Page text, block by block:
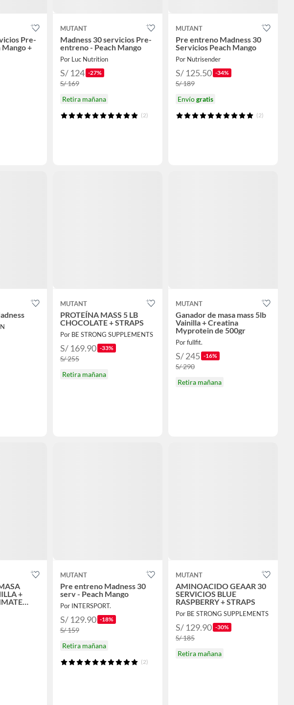
Pre-
+
MUTANT
Madness 30 servicios Pre-
entreno - Peach Mango
Por Luc Nutrition
S/ 124 -27%
S/ 169
Retira mañana
(2)
MUTANT
Pre entreno Madness 30
Servicios Peach Mango
Por Nutrisender
S/ 125.50 -34%
S/ 189
Envíogratis
(2)
MUTANT
PROTEÍNA MASS 5 LB
CHOCOLATE + STRAPS
Por BE STRONG SUPPLEMENTS
S/ 169.90 -33%
S/ 255
Retira mañana
MUTANT
Ganador de masa mass 5lb
Vainilla + Creatina
Myprotein de 500gr
Por fullfit.
S/ 245 -16%
S/ 290
Retira mañana
+
MUTANT
Pre entreno Madness 30
serv - Peach Mango
Por INTERSPORT.
S/ 129.90 -18%
S/ 159
Retira mañana
(2)
MUTANT
AMINOACIDO GEAAR 30
SERVICIOS BLUE
RASPBERRY + STRAPS
Por BE STRONG SUPPLEMENTS
S/ 129.90 -30%
S/ 185
Retira mañana